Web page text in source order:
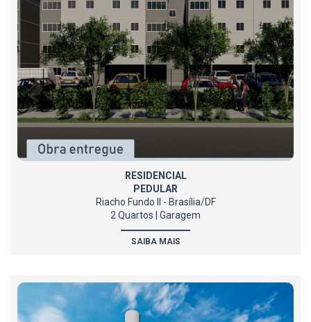
RESIDENCIAL
PEDULAR
Riacho Fundo II - Brasília/DF
2 Quartos | Garagem
SAIBA MAIS